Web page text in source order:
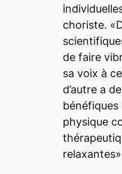
choriste.
de faire
sa voix à
d’autre a
bénéfiques
physique